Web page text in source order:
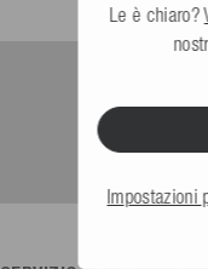
Wake
Le è chiaro?
Impostazioni